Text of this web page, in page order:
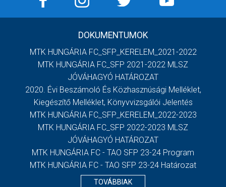
DOKUMENTUMOK
MTK HUNGÁRIA FC_SFP_KERELEM_2021-2022
MTK HUNGÁRIA FC_SFP 2021-2022 MLSZ
JÓVÁHAGYÓ HATÁROZAT
2020. Évi Beszámoló És Közhasznúsági Melléklet,
Kiegészítő Melléklet, Könyvvizsgálói Jelentés
MTK HUNGÁRIA FC_SFP_KERELEM_2022-2023
MTK HUNGÁRIA FC_SFP 2022-2023 MLSZ
JÓVÁHAGYÓ HATÁROZAT
MTK HUNGÁRIA FC - TAO SFP 23-24 Program
MTK HUNGÁRIA FC - TAO SFP 23-24 Határozat
TOVÁBBIAK